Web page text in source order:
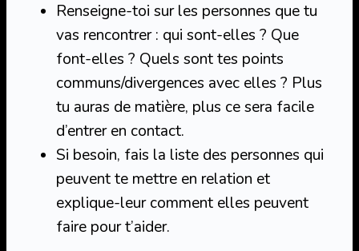
Renseigne-toi sur les personnes que tu
vas rencontrer : qui sont-elles ? Que
font-elles ? Quels sont tes points
communs/divergences avec elles ? Plus
tu auras de matière, plus ce sera facile
d’entrer en contact.
Si besoin, fais la liste des personnes qui
peuvent te mettre en relation et
explique-leur comment elles peuvent
faire pour t’aider.